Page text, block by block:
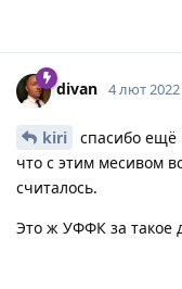
divan 4 лют 2022
kiri
спасибо ещё
что с этим месивом
считалось.
Это ж УФФК за такое